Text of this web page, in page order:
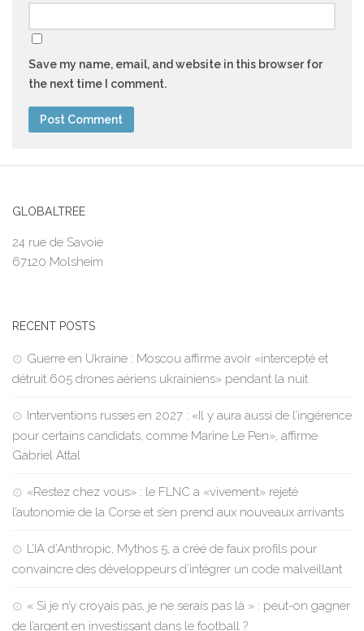
Save my name, email, and website in this browser for
the next time I comment.
GLOBALTREE
24 rue de Savoie
67120 Molsheim
RECENT POSTS
Guerre en Ukraine : Moscou affirme avoir «intercepté et
détruit 605 drones aériens ukrainiens» pendant la nuit
Interventions russes en 2027 : «Il y aura aussi de l’ingérence
pour certains candidats, comme Marine Le Pen», affirme
Gabriel Attal
«Restez chez vous» : le FLNC a «vivement» rejeté
l’autonomie de la Corse et s’en prend aux nouveaux arrivants
L’IA d’Anthropic, Mythos 5, a créé de faux profils pour
convaincre des développeurs d’intégrer un code malveillant
« Si je n’y croyais pas, je ne serais pas là » : peut-on gagner
de l’argent en investissant dans le football ?